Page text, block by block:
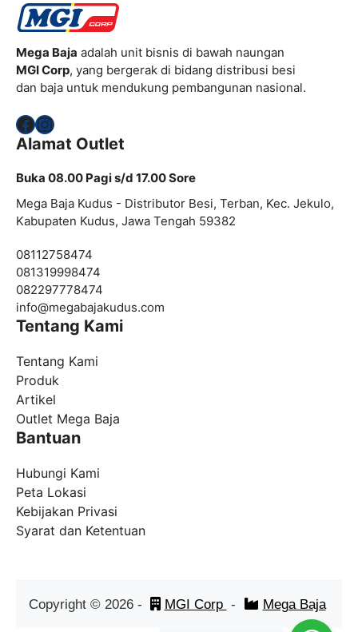
Mega Baja adalah unit bisnis di bawah naungan
MGI Corp, yang bergerak di bidang distribusi besi
dan baja untuk mendukung pembangunan nasional.
Facebook
Instagram
Alamat Outlet
Buka 08.00 Pagi s/d 17.00 Sore
Mega Baja Kudus - Distributor Besi, Terban, Kec. Jekulo,
Kabupaten Kudus, Jawa Tengah 59382
08112758474
081319998474
082297778474
info@megabajakudus.com
Tentang Kami
Tentang Kami
Produk
Artikel
Outlet Mega Baja
Bantuan
Hubungi Kami
Peta Lokasi
Kebijakan Privasi
Syarat dan Ketentuan
Copyright © 2026- MGI Corp - Mega Baja